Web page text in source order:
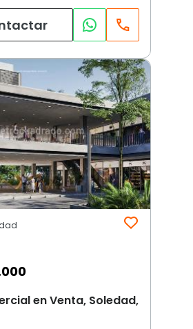
en Venta, Soledad,